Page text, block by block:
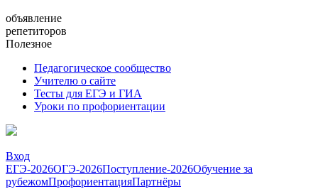
объявление
репетиторов
Полезное
Педагогическое сообщество
Учителю о сайте
Тесты для ЕГЭ и ГИА
Уроки по профориентации
Вход
ЕГЭ-2026ОГЭ-2026Поступление-2026Обучение за
рубежомПрофориентацияПартнёры